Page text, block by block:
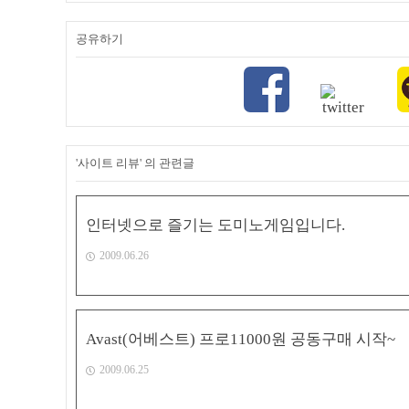
공유하기
'사이트 리뷰' 의 관련글
인터넷으로 즐기는 도미노게임입니다.
2009.06.26
Avast(어베스트) 프로11000원 공동구매 시작~
2009.06.25